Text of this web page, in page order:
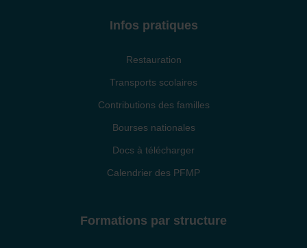
Infos pratiques
Restauration
Transports scolaires
Contributions des familles
Bourses nationales
Docs à télécharger
Calendrier des PFMP
Formations par structure